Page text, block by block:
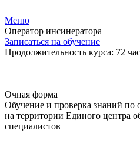
Меню
Оператор инсинератора
Записаться на обучение
Продолжительность курса: 72
Очная форма
Обучение и проверка знаний по
на территории Единого центра
специалистов